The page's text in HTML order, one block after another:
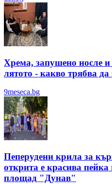
Хрема, запушено носле
лятотo - какво трябва да
9meseca.bg
Пеперудени крила за
открита е красива
площад "Дунав"